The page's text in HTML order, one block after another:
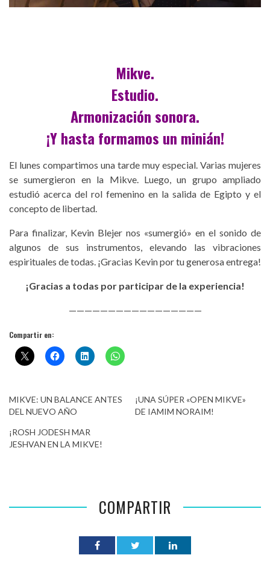
Mikve.
Estudio.
Armonización sonora.
¡Y hasta formamos un minián!
El lunes compartimos una tarde muy especial. Varias mujeres
se sumergieron en la Mikve. Luego, un grupo ampliado
estudió acerca del rol femenino en la salida de Egipto y el
concepto de libertad.
Para finalizar, Kevin Blejer nos «sumergió» en el sonido de
algunos de sus instrumentos, elevando las vibraciones
espirituales de todas. ¡Gracias Kevin por tu generosa entrega!
¡Gracias a todas por participar de la experiencia!
—————————————————
Compartir en:
MIKVE: UN BALANCE ANTES
DEL NUEVO AÑO
¡UNA SÚPER «OPEN MIKVE»
DE IAMIM NORAIM!
¡ROSH JODESH MAR
JESHVAN EN LA MIKVE!
COMPARTIR